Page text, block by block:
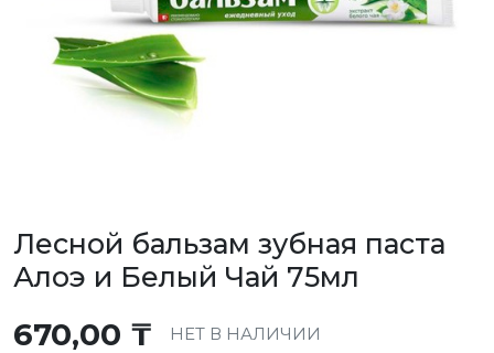
Лесной бальзам зубная паста
Алоэ и Белый Чай 75мл
670,00 ₸ НЕТ В НАЛИЧИИ